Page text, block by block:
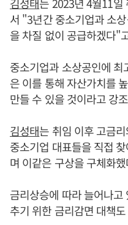
서 "3년간 중소기업과 소
을 차질 없이 공급하겠다"
중소기업과 소상공인에
은 이를 통해 자산가치를
만들 수 있을 것이라고 강
김성태는 취임 이후 고금
중소기업 대표들을 직접
며 이같은 구상을 구체화
금리상승에 따라 늘어나
추기 위한 금리감면 대책